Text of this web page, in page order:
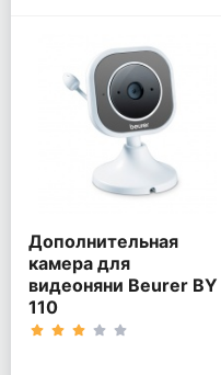
Дополнительная
камера для
видеоняни Beurer BY
110